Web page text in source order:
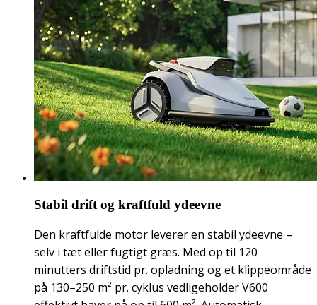
Stabil drift og kraftfuld ydeevne
Den kraftfulde motor leverer en stabil ydeevne –
selv i tæt eller fugtigt græs. Med op til 120
minutters driftstid pr. opladning og et klippeområde
på 130–250 m² pr. cyklus vedligeholder V600